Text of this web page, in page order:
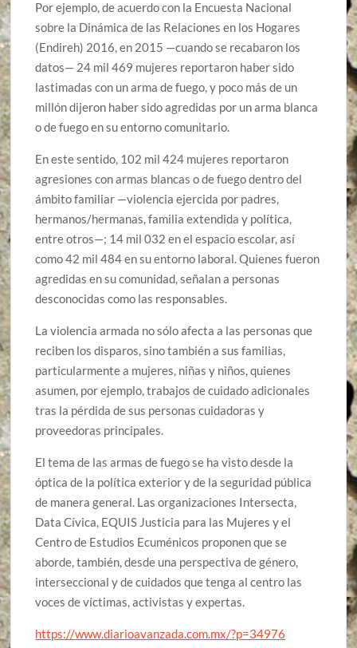
Por ejemplo, de acuerdo con la Encuesta Nacional
sobre la Dinámica de las Relaciones en los Hogares
(Endireh) 2016, en 2015 —cuando se recabaron los
datos— 24 mil 469 mujeres reportaron haber sido
lastimadas con un arma de fuego, y poco más de un
millón dijeron haber sido agredidas por un arma blanca
o de fuego en su entorno comunitario.
En este sentido, 102 mil 424 mujeres reportaron
agresiones con armas blancas o de fuego dentro del
ámbito familiar —violencia ejercida por padres,
hermanos/hermanas, familia extendida y política,
entre otros—; 14 mil 032 en el espacio escolar, así
como 42 mil 484 en su entorno laboral. Quienes fueron
agredidas en su comunidad, señalan a personas
desconocidas como las responsables.
La violencia armada no sólo afecta a las personas que
reciben los disparos, sino también a sus familias,
particularmente a mujeres, niñas y niños, quienes
asumen, por ejemplo, trabajos de cuidado adicionales
tras la pérdida de sus personas cuidadoras y
proveedoras principales.
El tema de las armas de fuego se ha visto desde la
óptica de la política exterior y de la seguridad pública
de manera general. Las organizaciones Intersecta,
Data Cívica, EQUIS Justicia para las Mujeres y el
Centro de Estudios Ecuménicos proponen que se
aborde, también, desde una perspectiva de género,
interseccional y de cuidados que tenga al centro las
voces de víctimas, activistas y expertas.
https://www.diarioavanzada.com.mx/?p=34976